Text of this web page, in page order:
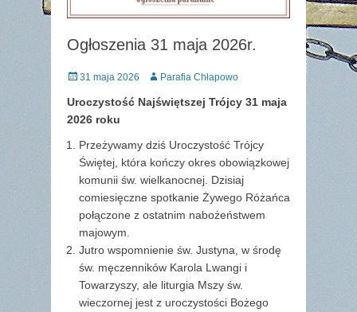
Ogłoszenia 31 maja 2026r.
Posted
31 maja 2026 Author
Parafia Chłapowo
Uroczystość Najświętszej Trójcy 31 maja
2026 roku
Przeżywamy dziś Uroczystość Trójcy
Świętej, która kończy okres obowiązkowej
komunii św. wielkanocnej. Dzisiaj
comiesięczne spotkanie Żywego Różańca
połączone z ostatnim nabożeństwem
majowym.
Jutro wspomnienie św. Justyna, w środę
św. męczenników Karola Lwangi i
Towarzyszy, ale liturgia Mszy św.
wieczornej jest z uroczystości Bożego